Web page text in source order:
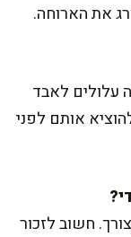
את הארוחה.
עלולים לאבד
אותם לפני
חשוב לזכור